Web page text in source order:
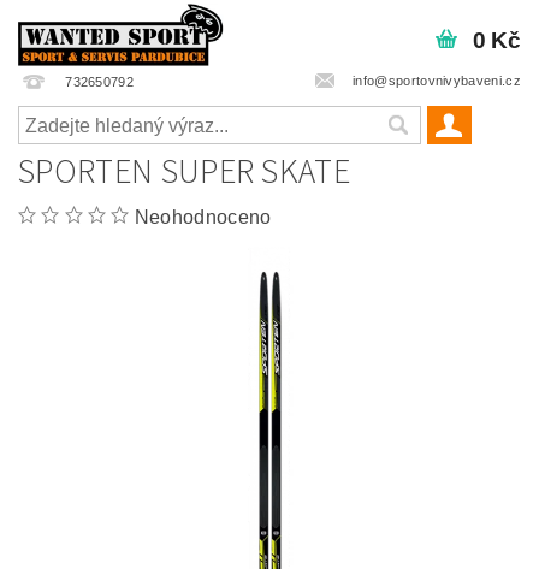
732650792 info@sportovnivybaveni.cz
0 Kč
SPORTEN SUPER SKATE
Neohodnoceno